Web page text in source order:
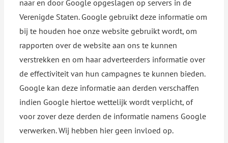
naar en door Google opgeslagen op servers in de
Verenigde Staten. Google gebruikt deze informatie om
bij te houden hoe onze website gebruikt wordt, om
rapporten over de website aan ons te kunnen
verstrekken en om haar adverteerders informatie over
de effectiviteit van hun campagnes te kunnen bieden.
Google kan deze informatie aan derden verschaffen
indien Google hiertoe wettelijk wordt verplicht, of
voor zover deze derden de informatie namens Google
verwerken. Wij hebben hier geen invloed op.